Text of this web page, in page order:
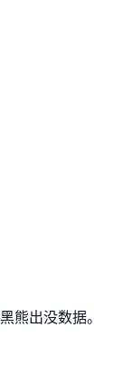
熊出没数据。